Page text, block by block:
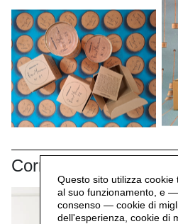
Correlati
Questo sito utilizza cookie
al suo funzionamento, e
consenso — cookie di
dell'esperienza, cookie di